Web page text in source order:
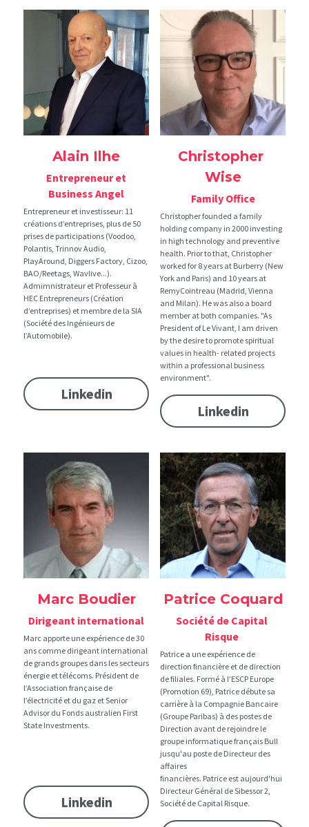
Alain Ilhe
Business Angel
Entrepreneur et investisseur: 11
créations d’entreprises, plus de 50
prises de participations (Voodoo,
Polantis, Trinnov Audio,
PlayAround, Diggers Factory, Cizoo,
BAO/Reetags, Wavlive...).
Admimnistrateur et Professeur à
HEC Entrepreneurs (Création
d’entreprises) et membre de la SIA
(Société des Ingénieurs de
l’Automobile).
Linkedin
Christopher
Wise
Family Office
Christopher founded a family
holding company in 2000 investing
in high technology and preventive
health. Prior to that, Christopher
worked for 8 years at Burberry (New
York and Paris) and 10 years at
RemyCointreau (Madrid, Vienna
and Milan). He was also a board
member at both companies. "As
President of Le Vivant, I am driven
by the desire to promote spiritual
values in health- related projects
within a professional business
environment".
Linkedin
Marc Boudier
Dirigeant international
Marc apporte une expérience de 30
ans comme dirigeant international
de grands groupes dans les secteurs
énergie et télécoms. Président de
l’Association française de
l’électricité et du gaz et Senior
Advisor du Fonds australien First
State Investments.
Linkedin
Patrice Coquard
Société de Capital
Risque
Patrice a une expérience de
direction financière et de direction
de filiales. Formé à l’ESCP Europe
(Promotion 69), Patrice débute sa
carrière à la Compagnie Bancaire
(Groupe Paribas) à des postes de
Direction avant de rejoindre le
groupe informatique français Bull
jusqu'au poste de Directeur des
affaires
financières. Patrice est aujourd'hui
Directeur Général de Sibessor 2,
Société de Capital Risque.